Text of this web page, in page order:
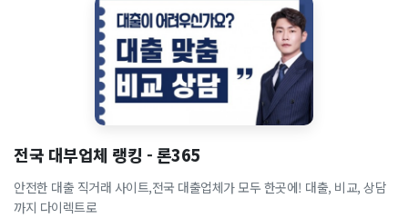
전국 대부업체 랭킹 - 론365
안전한 대출 직거래 사이트,전국 대출업체가 모두 한곳에! 대출, 비교, 상담
까지 다이렉트로